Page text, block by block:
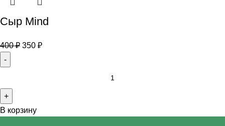
Сыр Mind
400₽ 350 ₽
В корзину